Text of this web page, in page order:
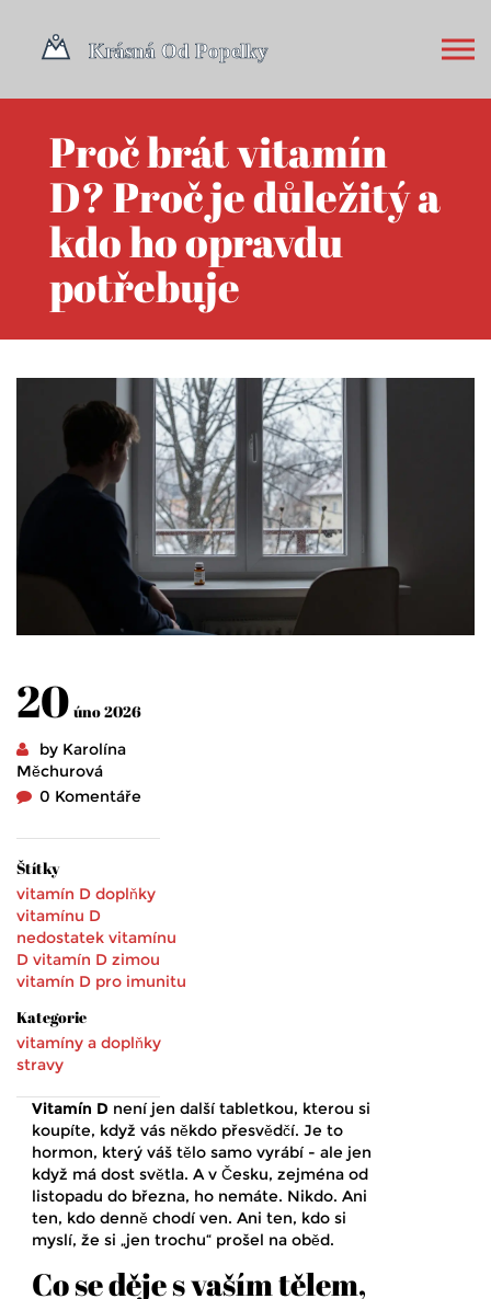
Proč brát vitamín
D? Proč je důležitý a
kdo ho opravdu
potřebuje
20 úno 2026
by Karolína
Měchurová
0 Komentáře
Štítky
vitamín D doplňky
vitamínu D
nedostatek vitamínu
D vitamín D zimou
vitamín D pro imunitu
Kategorie
vitamíny a doplňky
stravy
Vitamín D není jen další tabletkou, kterou si
koupíte, když vás někdo přesvědčí. Je to
hormon, který váš tělo samo vyrábí - ale jen
když má dost světla. A v Česku, zejména od
listopadu do března, ho nemáte. Nikdo. Ani
ten, kdo denně chodí ven. Ani ten, kdo si
myslí, že si „jen trochu“ prošel na oběd.
Co se děje s vaším tělem,